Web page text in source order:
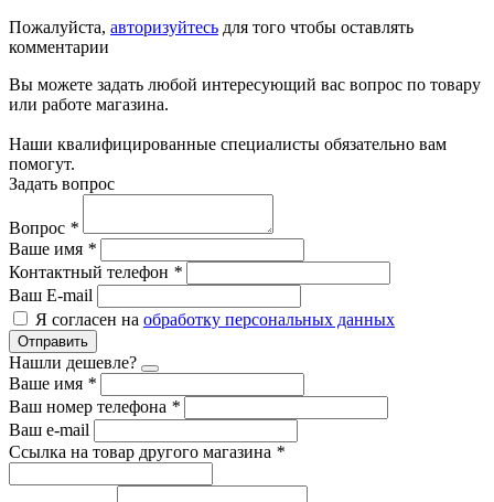
Пожалуйста, авторизуйтесь для того чтобы оставлять
комментарии
Вы можете задать любой интересующий вас вопрос по товару
или работе магазина.
Наши квалифицированные специалисты обязательно вам
помогут.
Задать вопрос
Вопрос *
Ваше имя *
Контактный телефон *
Ваш E-mail
Я согласен на обработку персональных данных
Отправить
Нашли дешевле?
Ваше имя *
Ваш номер телефона *
Ваш e-mail
Ссылка на товар другого магазина *